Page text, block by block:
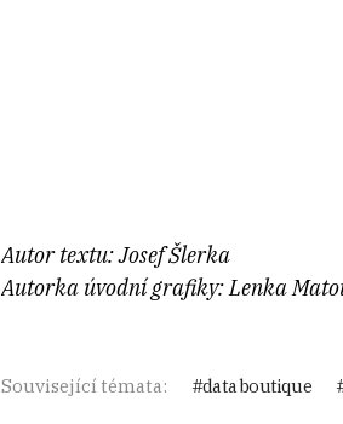
Autor textu: Josef Šlerka
Autorka úvodní grafiky: Lenka
Související témata: data boutique